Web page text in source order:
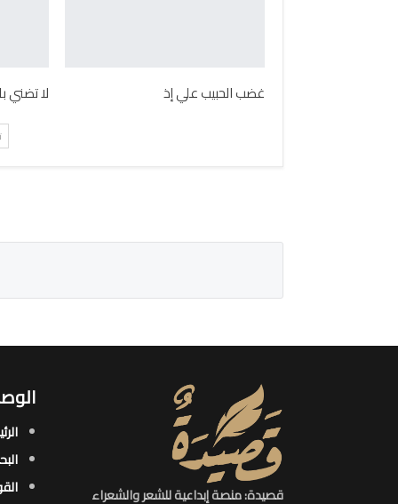
غضب الحبيب علي إذ لا تضني
قصيدة: منصة إبداعية للشعر والشعراء